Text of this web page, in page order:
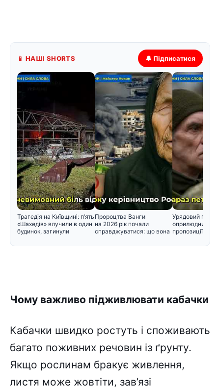
📱 НАШІ SHORTS 🔔 Підписатися
Трагедія на Київщині: п’ять
«Шахедів» влучили в один
будинок, загинули
Пророцтва Ванги
на 2026 рік почали
справджуватися: що вона
Урядовий
оприлюднив
пропозиції
Чому важливо підживлювати кабачки
Кабачки швидко ростуть і споживають
багато поживних речовин із ґрунту.
Якщо рослинам бракує живлення,
листя може жовтіти, зав’язі